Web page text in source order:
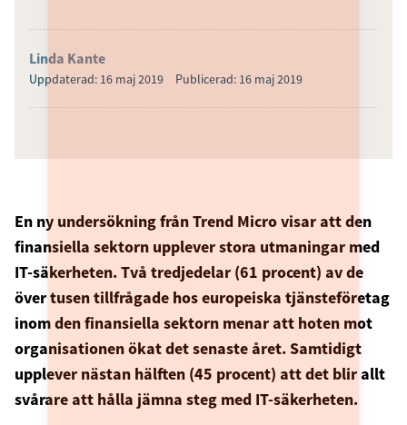
Linda Kante
Uppdaterad: 16 maj 2019 Publicerad: 16 maj 2019
En ny undersökning från Trend Micro visar att den
finansiella sektorn upplever stora utmaningar med
IT-säkerheten. Två tredjedelar (61 procent) av de
över tusen tillfrågade hos europeiska tjänsteföretag
inom den finansiella sektorn menar att hoten mot
organisationen ökat det senaste året. Samtidigt
upplever nästan hälften (45 procent) att det blir allt
svårare att hålla jämna steg med IT-säkerheten.